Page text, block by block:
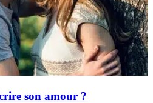
son amour ?